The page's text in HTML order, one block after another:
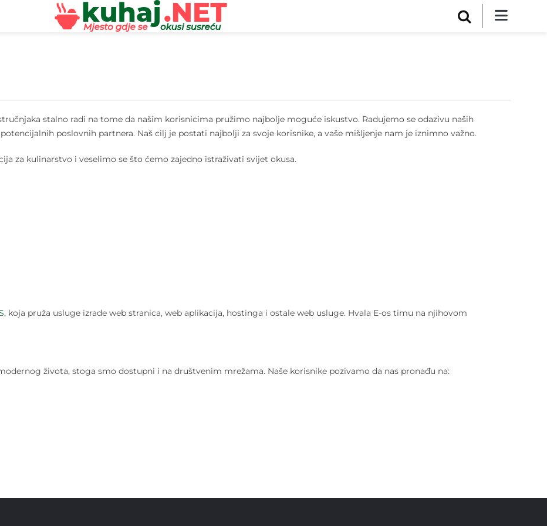
stalno radi na tome da našim korisnicima pružimo najbolje moguće iskustvo. Radujemo se odazivu naših
poslovnih partnera. Naš cilj je postati najbolji za svoje korisnike, a vaše mišljenje nam je iznimno važno.
za kulinarstvo i veselimo se što ćemo zajedno istraživati svijet okusa.
, koja pruža usluge izrade web stranica, web aplikacija, hostinga i ostale web usluge. Hvala E-os timu na njihovom
života, stoga smo dostupni i na društvenim mrežama. Naše korisnike pozivamo da nas pronađu na: